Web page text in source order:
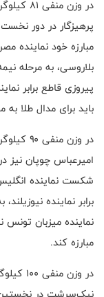
پرهیزگار در دور
مبارزه خود نماینده
بلاروسی، به مرحله
پیروزی قاطع برابر
باید برای مدال طلا
امیرعباس چوپان نیز
شکست نماینده
برابر نماینده
نماینده میزبان تونس
مبارزه کند.